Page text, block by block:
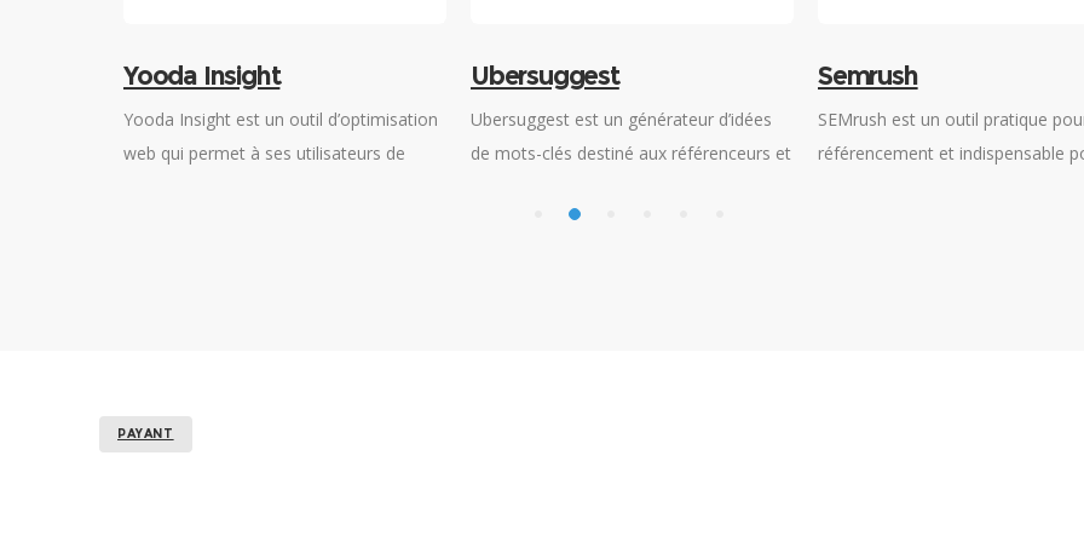
Yooda Insight
Yooda Insight est un outil d’optimisation
web qui permet à ses utilisateurs de
Ubersuggest
Ubersuggest est un générateur d’idées
de mots-clés destiné aux référenceurs et
optimiser leurs stratégies, en vue d’un
Semrush
SEMrush est un outil pratique
référencement et indispensable
PAYANT